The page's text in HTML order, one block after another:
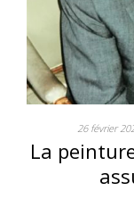
26 février
La